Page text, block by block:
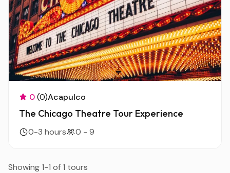
0(0)Acapulco
The Chicago Theatre Tour Experience
0-3 hours 0 - 9
Showing 1-1 of 1 tours